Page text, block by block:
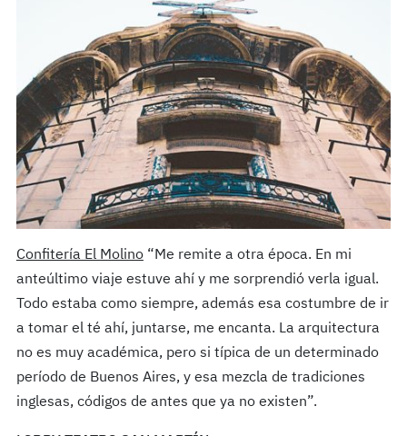
Confitería El Molino“Me remite a otra época. En mi
anteúltimo viaje estuve ahí y me sorprendió verla igual.
Todo estaba como siempre, además esa costumbre de ir
a tomar el té ahí, juntarse, me encanta. La arquitectura
no es muy académica, pero si típica de un determinado
período de Buenos Aires, y esa mezcla de tradiciones
inglesas, códigos de antes que ya no existen”.